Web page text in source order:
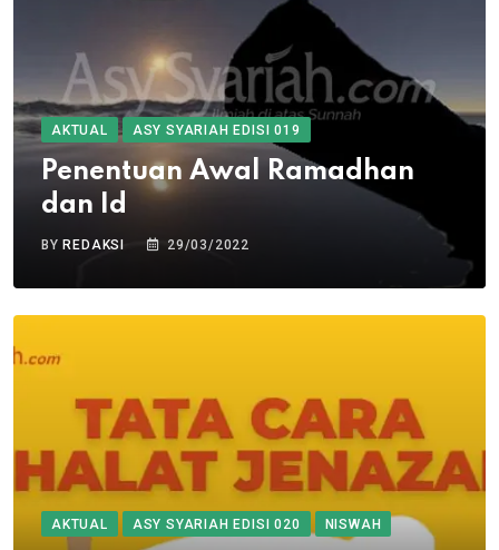
AKTUAL ASY SYARIAH EDISI 019
Penentuan Awal Ramadhan
dan Id
BYREDAKSI 29/03/2022
AKTUAL ASY SYARIAH EDISI 020 NISWAH